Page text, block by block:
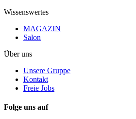
Wissenswertes
MAGAZIN
Salon
Über uns
Unsere Gruppe
Kontakt
Freie Jobs
Folge uns auf